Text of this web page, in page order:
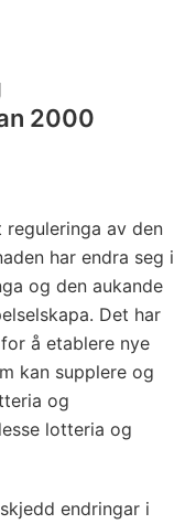
2000
reguleringa av den
har endra seg i
og den aukande
Det har
å etablere nye
kan supplere og
og
lotteria og
endringar i